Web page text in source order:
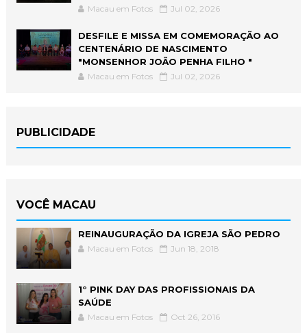
Macau em Fotos Jul 02, 2026
DESFILE E MISSA EM COMEMORAÇÃO AO
CENTENÁRIO DE NASCIMENTO
"MONSENHOR JOÃO PENHA FILHO "
Macau em Fotos Jul 02, 2026
PUBLICIDADE
VOCÊ MACAU
REINAUGURAÇÃO DA IGREJA SÃO PEDRO
Macau em Fotos Jun 18, 2018
1° PINK DAY DAS PROFISSIONAIS DA
SAÚDE
Macau em Fotos Oct 26, 2016